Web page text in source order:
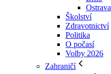
Ostrava
Školství
Zdravotnictví
Politika
O počasí
Volby 2026
Zahraničí